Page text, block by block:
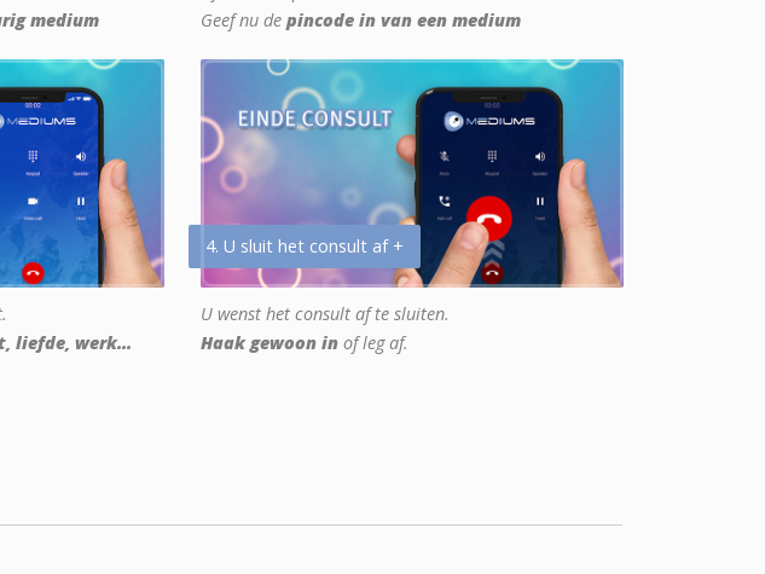
medium
Geef nu de pincode in van een medium
liefde, werk...
4. U sluit het consult af +
U wenst het consult af te sluiten.
Haak gewoon in of leg af.